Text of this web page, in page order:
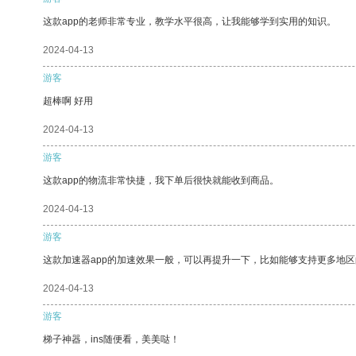
这款app的老师非常专业，教学水平很高，让我能够学到实用的知识。
2024-04-13
游客
超棒啊 好用
2024-04-13
游客
这款app的物流非常快捷，我下单后很快就能收到商品。
2024-04-13
游客
这款加速器app的加速效果一般，可以再提升一下，比如能够支持更多地区
2024-04-13
游客
梯子神器，ins随便看，美美哒！